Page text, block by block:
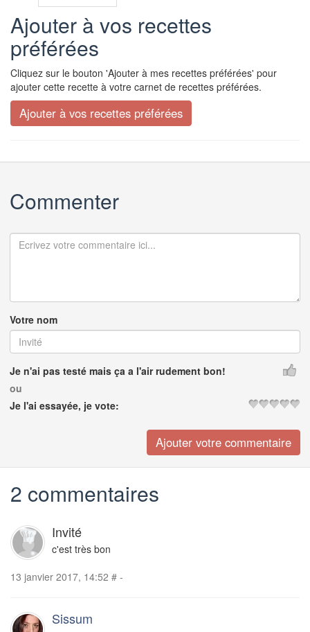
Ajouter à vos recettes
préférées
Cliquez sur le bouton 'Ajouter à mes recettes préférées' pour
ajouter cette recette à votre carnet de recettes préférées.
Commenter
Votre nom
Je n'ai pas testé mais ça a l'air rudement bon!
ou
Je l'ai essayée, je vote:
2 commentaires
Invité
c'est très bon
13 janvier 2017, 14:52 # -
Sissum